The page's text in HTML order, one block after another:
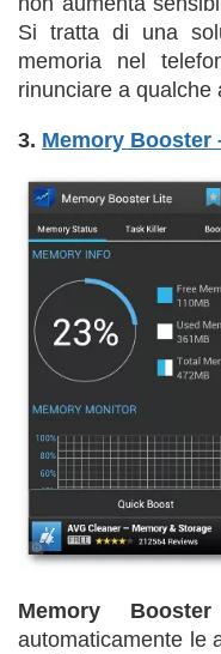
Si tratta di una
memoria nel
rinunciare a qualche
3. Memory Booster
Memory Booster
automaticamente le